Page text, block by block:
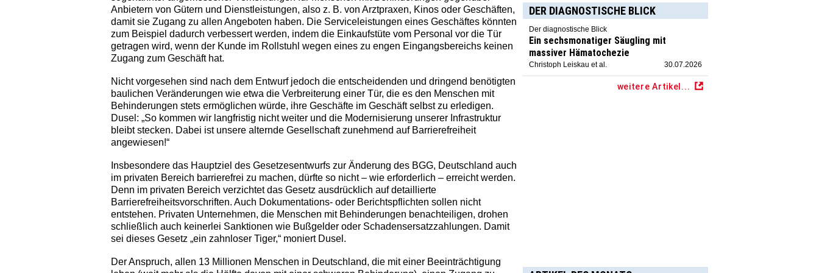
Anbietern von Gütern und Dienstleistungen, also z. B. von Arztpraxen, Kinos oder Geschäften,
damit sie Zugang zu allen Angeboten haben. Die Serviceleistungen eines Geschäftes könnten
zum Beispiel dadurch verbessert werden, indem die Einkaufstüte vom Personal vor die Tür
getragen wird, wenn der Kunde im Rollstuhl wegen eines zu engen Eingangsbereichs keinen
Zugang zum Geschäft hat.
Nicht vorgesehen sind nach dem Entwurf jedoch die entscheidenden und dringend benötigten
baulichen Veränderungen wie etwa die Verbreiterung einer Tür, die es den Menschen mit
Behinderungen stets ermöglichen würde, ihre Geschäfte im Geschäft selbst zu erledigen.
Dusel: „So kommen wir langfristig nicht weiter und die Modernisierung unserer Infrastruktur
bleibt stecken. Dabei ist unsere alternde Gesellschaft zunehmend auf Barrierefreiheit
angewiesen!“
Insbesondere das Hauptziel des Gesetzesentwurfs zur Änderung des BGG, Deutschland auch
im privaten Bereich barrierefrei zu machen, dürfte so nicht – wie erforderlich – erreicht werden.
Denn im privaten Bereich verzichtet das Gesetz ausdrücklich auf detaillierte
Barrierefreiheitsvorschriften. Auch Dokumentations- oder Berichtspflichten sollen nicht
entstehen. Privaten Unternehmen, die Menschen mit Behinderungen benachteiligen, drohen
schließlich auch keinerlei Sanktionen wie Bußgelder oder Schadensersatzzahlungen. Damit
sei dieses Gesetz „ein ­zahnloser ­Tiger,“ moniert Dusel.
Der Anspruch, allen 13 Millionen Menschen in Deutschland, die mit einer Beeinträchtigung
DER DIAGNOSTISCHE BLICK
Der diagnostische Blick
Ein sechsmonatiger Säugling mit
massiver Hämatochezie
Christoph Leiskau et al. 30.07.2026
weitere Artikel...